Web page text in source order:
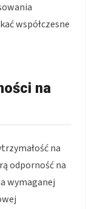
współczesne
na
na
odporność na
wymaganej